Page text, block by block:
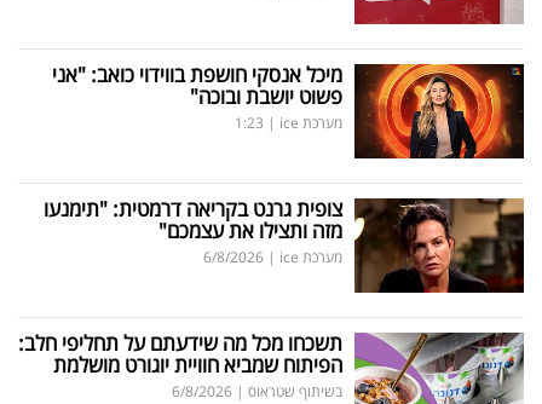
מיכל אנסקי חושפת בווידוי כואב: "אני
פשוט יושבת ובוכה"
מערכת ice |
1:23
צופית גרנט בקריאה דרמטית: "תימנעו
מזה ותצילו את עצמכם"
מערכת ice |
6/8/2026
תשכחו מכל מה שידעתם על תחליפי חלב:
הפיתוח שמביא חוויית יוגורט מושלמת
בשיתוף שטראוס |
6/8/2026